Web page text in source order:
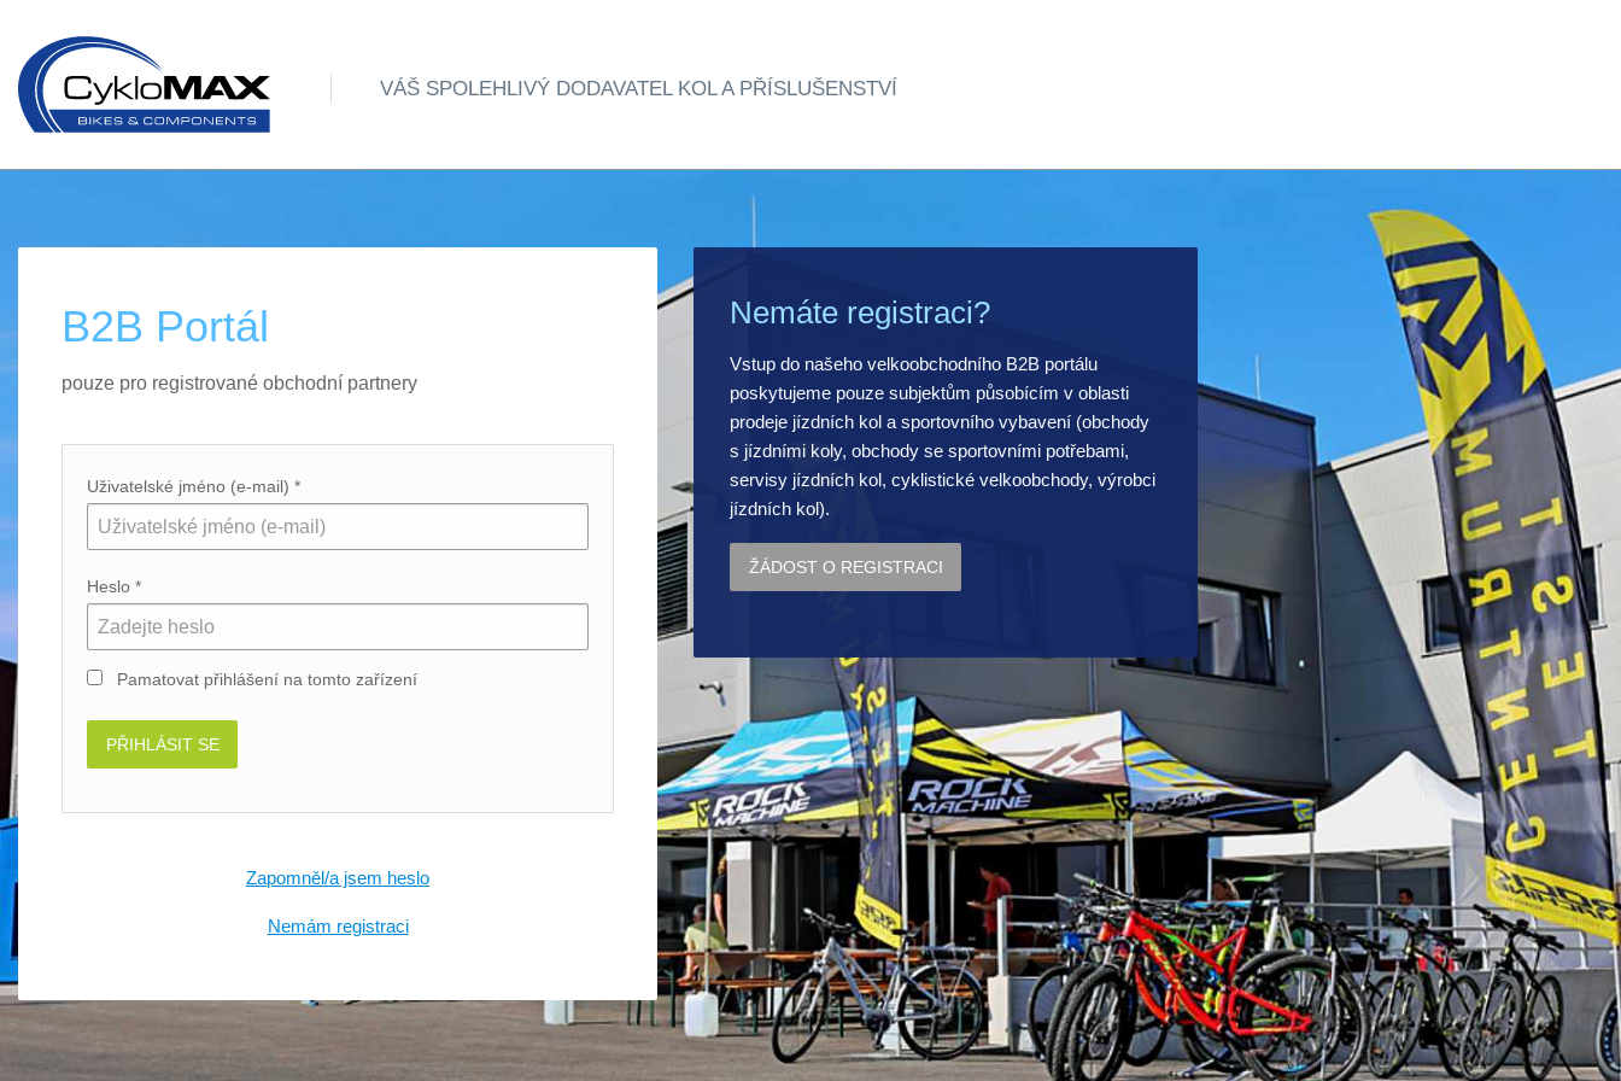
VÁŠ SPOLEHLIVÝ DODAVATEL KOL A PŘÍSLUŠENSTVÍ
B2B Portál
pouze pro registrované obchodní partnery
Uživatelské jméno (e-mail) *
Heslo *
Pamatovat přihlášení na tomto zařízení
PŘIHLÁSIT SE
Zapomněl/a jsem heslo
Nemám registraci
Nemáte registraci?
Vstup do našeho velkoobchodního B2B portálu
poskytujeme pouze subjektům působícím v oblasti
prodeje jízdních kol a sportovního vybavení (obchody
s jízdními koly, obchody se sportovními potřebami,
servisy jízdních kol, cyklistické velkoobchody, výrobci
jízdních kol).
ŽÁDOST O REGISTRACI